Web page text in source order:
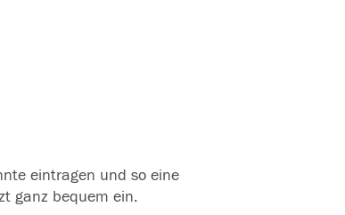
eintragen und so eine
ganz bequem ein.